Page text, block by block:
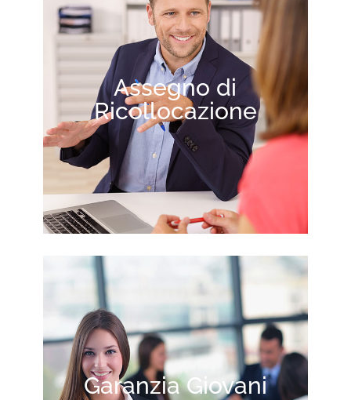
Assegno di
Ricollocazione
Garanzia Giovani